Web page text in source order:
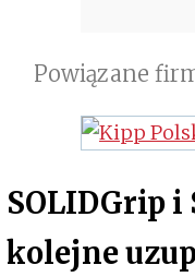
Powiązane
SOLIDGrip i
kolejne